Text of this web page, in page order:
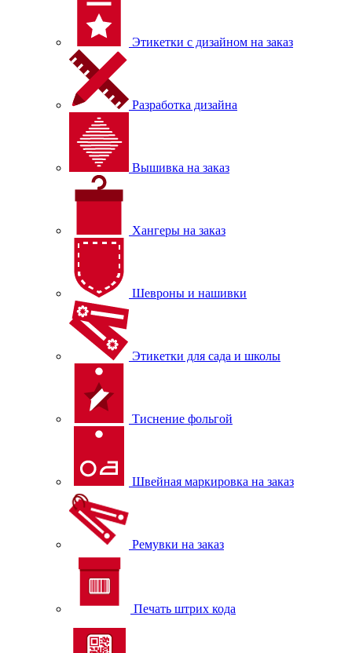
Этикетки с дизайном на заказ
Разработка дизайна
Вышивка на заказ
Хангеры на заказ
Шевроны и нашивки
Этикетки для сада и школы
Тиснение фольгой
Швейная маркировка на заказ
Ремувки на заказ
Печать штрих кода